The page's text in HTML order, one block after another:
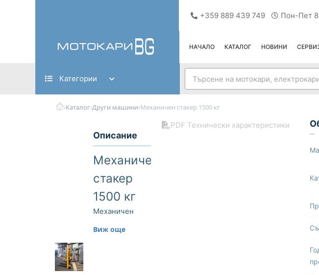
+359 889 439 749 Пон-Пет
НАЧАЛО КАТАЛОГ НОВИНИ
Категории
›Каталог›Други машини›Механичен стакер 1500 кг
Описание
Механичен
стакер
1500 кг
Механичен
Виж още
PDF Технически характеристики